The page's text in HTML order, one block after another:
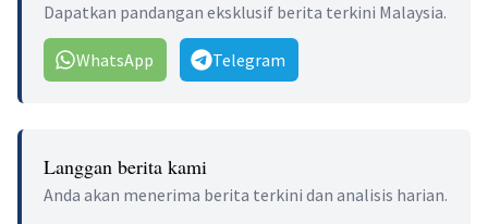
Dapatkan pandangan eksklusif berita terkini Malaysia.
WhatsApp Telegram
Langgan berita kami
Anda akan menerima berita terkini dan analisis harian.